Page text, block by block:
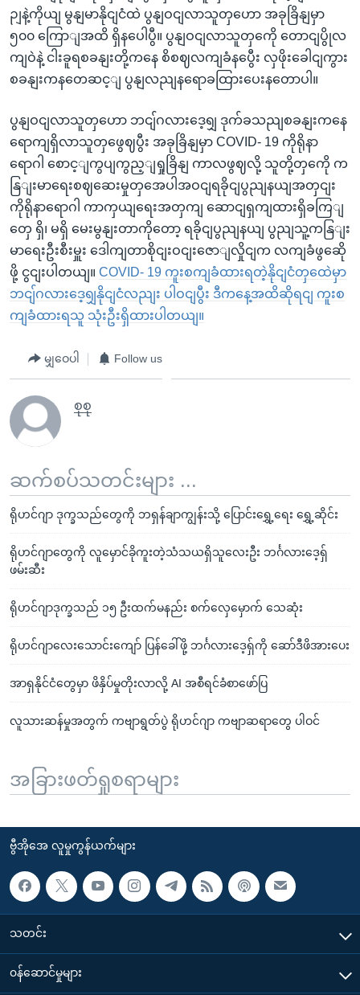
ဉျနဲ့ကိုယျ မွနျမာနိုငျငံထဲ ပွနျဝငျလာသူတှဟော အခုခြိနျမှာ
၅၀၀ ကြောျအထိ ရှိနပေါပွီ။ ပွနျဝငျလာသူတှကေို တောငျပွိုလ
ကျဝဲနဲ့ ငါးခူရစခနျးတို့ကနေ စိစဈလကျခံနပွေီး လှဖိုးခေါငျကွား
စခနျးကနတေဆင့ျ ပွနျလညျနရောခထြားပေးနတောပါ။
ပွနျဝငျလာသူတှဟော ဘငျ်ဂလားဒေ့ရျှ ဒုက်ခသညျစခနျးကနေ
ရောကျရှိလာသူတှဖွေဈပွီး အခုခြိနျမှာ COVID- 19 ကိုရိုနာ
ရောဂါ စောင့ျကွပျကွည့ျရှုခြိနျ ကာလဖွဈလို့ သူတို့တှကေို က
နြျးမာရေးစဈဆေးမှုတှအေပါအဝငျရခိုငျပွညျနယျအတှငျး
ကိုရိုနာရောဂါ ကာကှယျရေးအတှကျ ဆောငျရှကျထားရှိခကြျ
တှေ ရှိ၊ မရှိ မေးမွနျးတာကိုတော့ ရခိုငျပွညျနယျ ပွညျသူ့ကနြျး
မာရေးဦးစီးမှူး ဒေါကျတာစိုငျးဝငျးဇောျလှိုငျက လကျခံဖွဆေို
ဖို့ ငွငျးပါတယျ။ COVID- 19 ကူးစကျခံထားရတဲ့နိုငျငံတှထေဲမှာ
ဘငျ်ဂလားဒေ့ရျှနိုငျငံလညျး ပါဝငျပွီး ဒီကနေ့အထိဆိုရငျ ကူးစ
ကျခံထားရသူ သုံးဦးရှိထားပါတယျ။
မျှဝေပါ Follow us
စုစု
ဆက်စပ်သတင်းများ ...
ရိုဟင်ဂျာ ဒုက္ခသည်တွေကို ဘရှန်ချာကျွန်းသို့ ပြောင်းရွှေ့ရေး ရွှေ့ဆိုင်း
ရိုဟင်ဂျာတွေကို လူမှောင်ခိုကူးတဲ့သံသယရှိသူလေးဦး ဘင်္ဂလားဒေ့ရှ်
ဖမ်းဆီး
ရိုဟင်ဂျာဒုက္ခသည် ၁၅ ဦးထက်မနည်း စက်လှေမှောက် သေဆုံး
ရိုဟင်ဂျာလေးသောင်းကျော် ပြန်ခေါ်ဖို့ ဘင်္ဂလားဒေ့ရှ်ကို ဆော်ဒီဖိအားပေး
အာရှနိုင်ငံတွေမှာ ဖိနှိပ်မှုတိုးလာလို့ AI အစီရင်ခံစာဖော်ပြ
လူသားဆန်မှုအတွက် ကဗျာရွတ်ပွဲ ရိုဟင်ဂျာ ကဗျာဆရာတွေ ပါဝင်
အခြားဖတ်ရှုစရာများ
ဗွီအိုအေ လူမှုကွန်ယက်များ
သတင်း
၀န်ဆောင်မှုများ